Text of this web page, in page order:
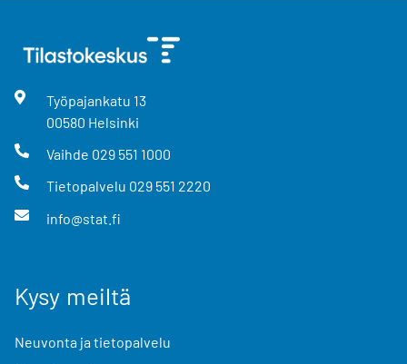
Työpajankatu 13
00580 Helsinki
Vaihde 029 551 1000
Tietopalvelu 029 551 2220
info@stat.fi
Kysy meiltä
Neuvonta ja tietopalvelu